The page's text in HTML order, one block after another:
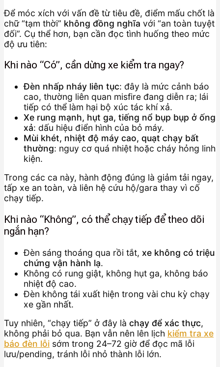
Để móc xích với vấn đề từ tiêu đề, điểm mấu chốt là
chữ “tạm thời” không đồng nghĩa với “an toàn tuyệt
đối”. Cụ thể hơn, bạn cần đọc tình huống theo mức
độ ưu tiên:
Khi nào “Có”, cần dừng xe kiểm tra ngay?
Đèn nhấp nháy liên tục: đây là mức cảnh báo
cao, thường liên quan misfire đang diễn ra; lái
tiếp có thể làm hại bộ xúc tác khí xả.
Xe rung mạnh, hụt ga, tiếng nổ bụp bụp ở ống
xả: dấu hiệu điển hình của bỏ máy.
Mùi khét, nhiệt độ máy cao, quạt chạy bất
thường: nguy cơ quá nhiệt hoặc cháy hỏng linh
kiện.
Trong các ca này, hành động đúng là giảm tải ngay,
tấp xe an toàn, và liên hệ cứu hộ/gara thay vì cố
chạy tiếp.
Khi nào “Không”, có thể chạy tiếp để theo dõi
ngắn hạn?
Đèn sáng thoáng qua rồi tắt, xe không có triệu
chứng vận hành lạ.
Không có rung giật, không hụt ga, không báo
nhiệt độ cao.
Đèn không tái xuất hiện trong vài chu kỳ chạy
xe gần nhất.
Tuy nhiên, “chạy tiếp” ở đây là chạy để xác thực,
không phải bỏ qua. Bạn vẫn nên lên lịch kiểm tra xe
báo đèn lỗi sớm trong 24–72 giờ để đọc mã lỗi
lưu/pending, tránh lỗi nhỏ thành lỗi lớn.